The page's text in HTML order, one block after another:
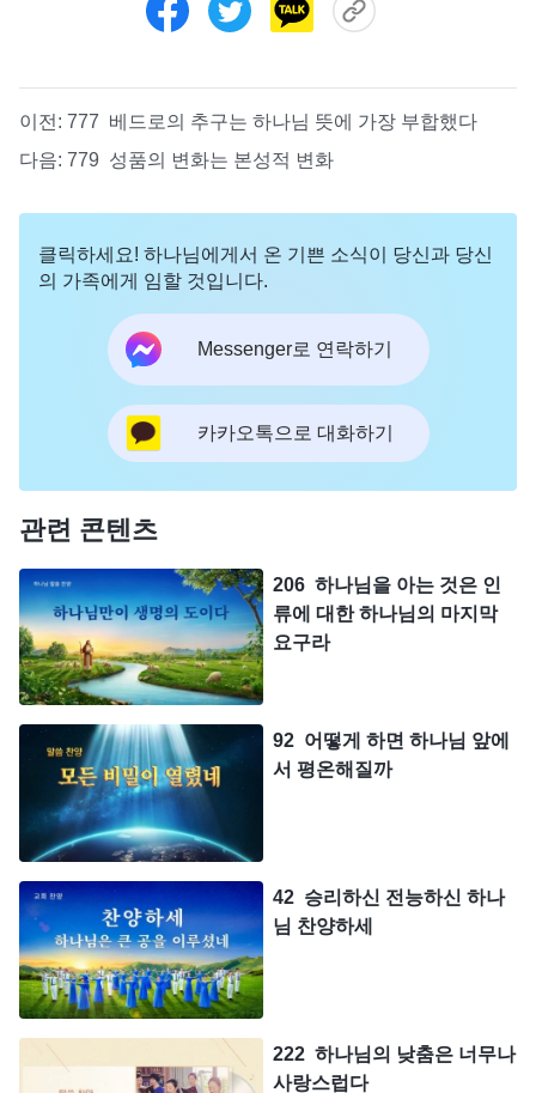
이전: 777 베드로의 추구는 하나님 뜻에 가장 부합했다
다음: 779 성품의 변화는 본성적 변화
클릭하세요! 하나님에게서 온 기쁜 소식이 당신과 당신
의 가족에게 임할 것입니다.
Messenger로 연락하기
카카오톡으로 대화하기
관련 콘텐츠
206 하나님을 아는 것은 인
류에 대한 하나님의 마지막
요구라
92 어떻게 하면 하나님 앞에
서 평온해질까
42 승리하신 전능하신 하나
님 찬양하세
222 하나님의 낮춤은 너무나
사랑스럽다